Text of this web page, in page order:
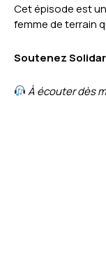
Cet épisode est
femme de terrain
Soutenez
À écouter dès